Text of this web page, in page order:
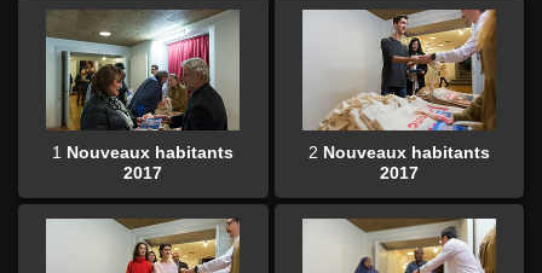
1 Nouveaux habitants
2017
2 Nouveaux habitants
2017